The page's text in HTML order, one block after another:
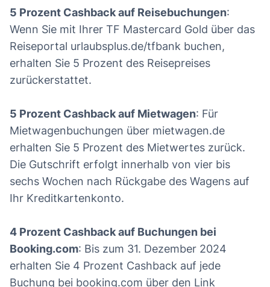
5 Prozent Cashback auf Reisebuchungen:
Wenn Sie mit Ihrer TF Mastercard Gold über das
Reiseportal urlaubsplus.de/tfbank buchen,
erhalten Sie 5 Prozent des Reisepreises
zurückerstattet.
5 Prozent Cashback auf Mietwagen: Für
Mietwagenbuchungen über mietwagen.de
erhalten Sie 5 Prozent des Mietwertes zurück.
Die Gutschrift erfolgt innerhalb von vier bis
sechs Wochen nach Rückgabe des Wagens auf
Ihr Kreditkartenkonto.
4 Prozent Cashback auf Buchungen bei
Booking.com: Bis zum 31. Dezember 2024
erhalten Sie 4 Prozent Cashback auf jede
Buchung bei booking.com über den Link